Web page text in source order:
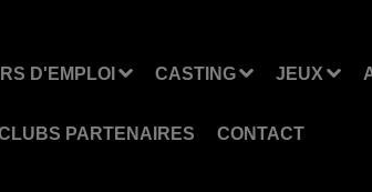
D'EMPLOI CASTING JEUX
PARTENAIRES CONTACT